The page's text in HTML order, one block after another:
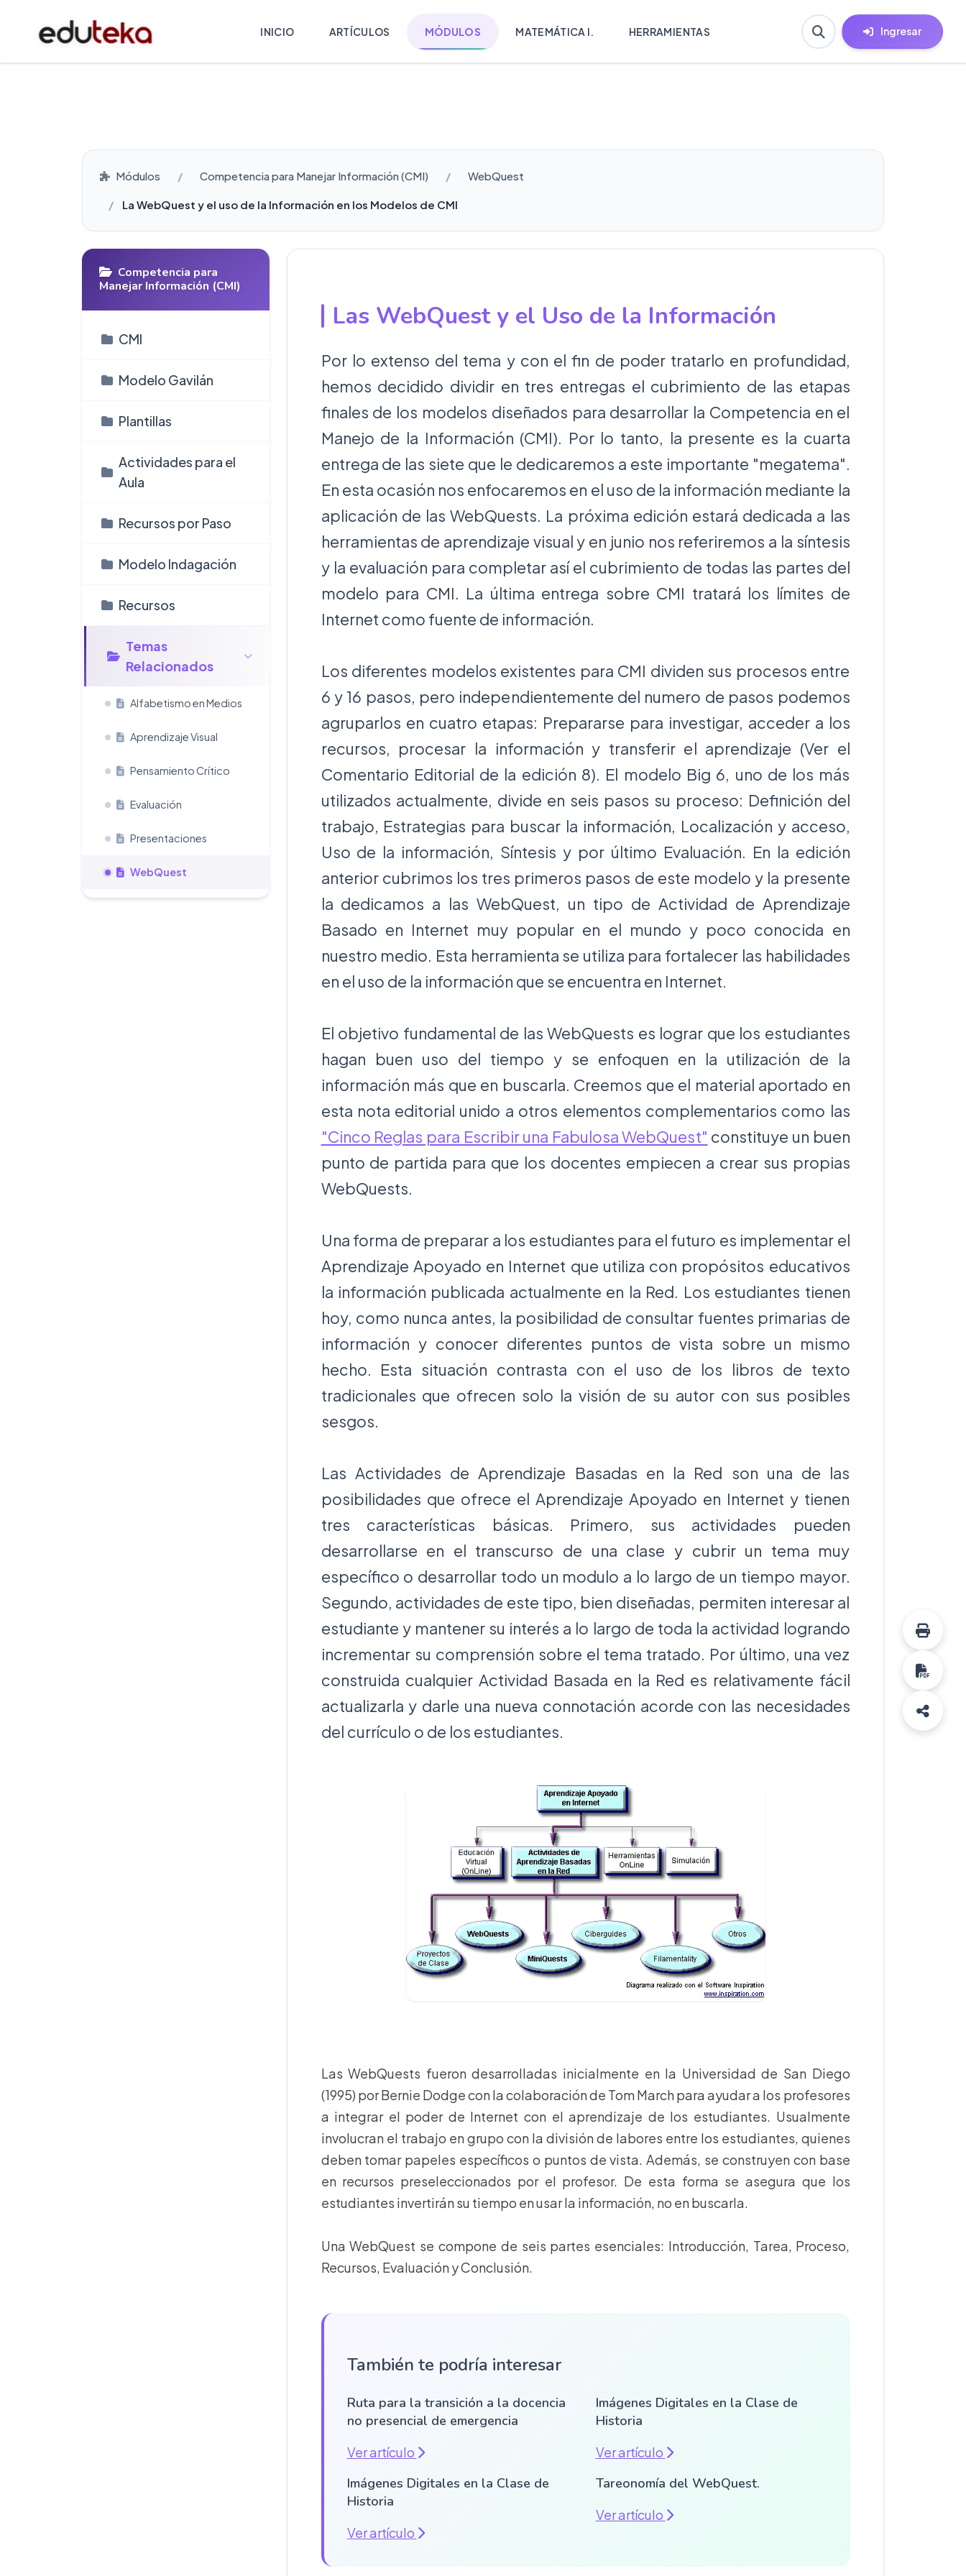
INICIO ARTÍCULOS MÓDULOS MATEMÁTICA I. HERRAMIENTAS Ingresar
Módulos Competencia para Manejar Información (CMI) WebQuest
La WebQuest y el uso de la Información en los Modelos de CMI
Competencia para
Manejar Información (CMI)
CMI
Modelo Gavilán
Plantillas
Actividades para el
Aula
Recursos por Paso
Modelo Indagación
Recursos
Temas
Relacionados
Alfabetismo en Medios
Aprendizaje Visual
Pensamiento Crítico
Evaluación
Presentaciones
WebQuest
Las WebQuest y el Uso de la Información
Por lo extenso del tema y con el fin de poder tratarlo en profundidad,
hemos decidido dividir en tres entregas el cubrimiento de las etapas
finales de los modelos diseñados para desarrollar la Competencia en el
Manejo de la Información (CMI). Por lo tanto, la presente es la cuarta
entrega de las siete que le dedicaremos a este importante "megatema".
En esta ocasión nos enfocaremos en el uso de la información mediante la
aplicación de las WebQuests. La próxima edición estará dedicada a las
herramientas de aprendizaje visual y en junio nos referiremos a la síntesis
y la evaluación para completar así el cubrimiento de todas las partes del
modelo para CMI. La última entrega sobre CMI tratará los límites de
Internet como fuente de información.
Los diferentes modelos existentes para CMI dividen sus procesos entre
6 y 16 pasos, pero independientemente del numero de pasos podemos
agruparlos en cuatro etapas: Prepararse para investigar, acceder a los
recursos, procesar la información y transferir el aprendizaje (Ver el
Comentario Editorial de la edición 8). El modelo Big 6, uno de los más
utilizados actualmente, divide en seis pasos su proceso: Definición del
trabajo, Estrategias para buscar la información, Localización y acceso,
Uso de la información, Síntesis y por último Evaluación. En la edición
anterior cubrimos los tres primeros pasos de este modelo y la presente
la dedicamos a las WebQuest, un tipo de Actividad de Aprendizaje
Basado en Internet muy popular en el mundo y poco conocida en
nuestro medio. Esta herramienta se utiliza para fortalecer las habilidades
en el uso de la información que se encuentra en Internet.
El objetivo fundamental de las WebQuests es lograr que los estudiantes
hagan buen uso del tiempo y se enfoquen en la utilización de la
información más que en buscarla. Creemos que el material aportado en
esta nota editorial unido a otros elementos complementarios como las
"Cinco Reglas para Escribir una Fabulosa WebQuest" constituye un buen
punto de partida para que los docentes empiecen a crear sus propias
WebQuests.
Una forma de preparar a los estudiantes para el futuro es implementar el
Aprendizaje Apoyado en Internet que utiliza con propósitos educativos
la información publicada actualmente en la Red. Los estudiantes tienen
hoy, como nunca antes, la posibilidad de consultar fuentes primarias de
información y conocer diferentes puntos de vista sobre un mismo
hecho. Esta situación contrasta con el uso de los libros de texto
tradicionales que ofrecen solo la visión de su autor con sus posibles
sesgos.
Las Actividades de Aprendizaje Basadas en la Red son una de las
posibilidades que ofrece el Aprendizaje Apoyado en Internet y tienen
tres características básicas. Primero, sus actividades pueden
desarrollarse en el transcurso de una clase y cubrir un tema muy
específico o desarrollar todo un modulo a lo largo de un tiempo mayor.
Segundo, actividades de este tipo, bien diseñadas, permiten interesar al
estudiante y mantener su interés a lo largo de toda la actividad logrando
incrementar su comprensión sobre el tema tratado. Por último, una vez
construida cualquier Actividad Basada en la Red es relativamente fácil
actualizarla y darle una nueva connotación acorde con las necesidades
del currículo o de los estudiantes.
Las WebQuests fueron desarrolladas inicialmente en la Universidad de San Diego
(1995) por Bernie Dodge con la colaboración de Tom March para ayudar a los profesores
a integrar el poder de Internet con el aprendizaje de los estudiantes. Usualmente
involucran el trabajo en grupo con la división de labores entre los estudiantes, quienes
deben tomar papeles específicos o puntos de vista. Además, se construyen con base
en recursos preseleccionados por el profesor. De esta forma se asegura que los
estudiantes invertirán su tiempo en usar la información, no en buscarla.
Una WebQuest se compone de seis partes esenciales: Introducción, Tarea, Proceso,
Recursos, Evaluación y Conclusión.
También te podría interesar
Ruta para la transición a la docencia
no presencial de emergencia
Ver artículo
Imágenes Digitales en la Clase de
Historia
Ver artículo
Imágenes Digitales en la Clase de
Historia
Ver artículo
Tareonomía del WebQuest.
Ver artículo